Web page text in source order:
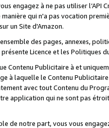
engagez à ne pas utiliser l’API
qui n'a pas vocation
un Site d'Amazon.
des pages, annexes,
Licence et les Politiques
Contenu Publicitaire à et
à laquelle le Contenu
avec tout Contenu du
application qui ne sont pas
de notre part, vous vous